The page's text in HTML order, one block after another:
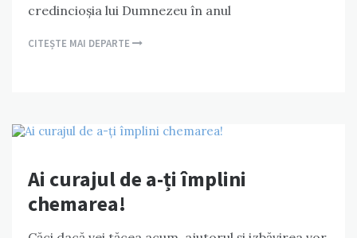
credincioșia lui Dumnezeu în anul
CITEȘTE MAI DEPARTE
Ai curajul de a-ți împlini
chemarea!